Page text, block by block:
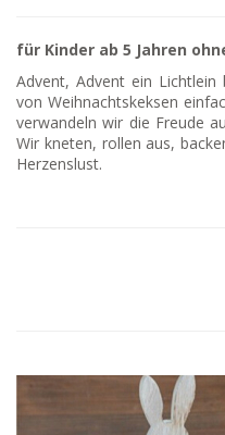
für Kinder ab 5 Jahren
Advent, Advent ein
von Weihnachtskeksen
verwandeln wir die Freude
Wir kneten, rollen aus,
Herzenslust.